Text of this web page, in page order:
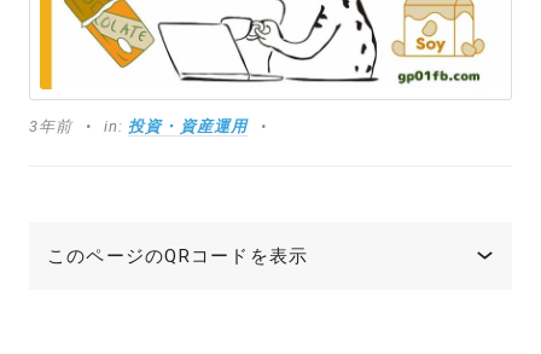
3年前 in: 投資・資産運用
このページのQRコードを表示